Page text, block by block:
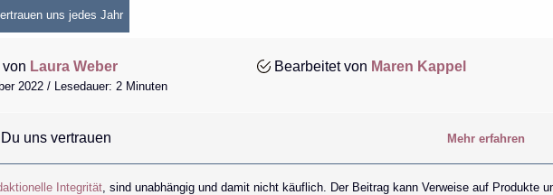
uns jedes Jahr
von Laura Weber
2022 / Lesedauer: 2 Minuten
Bearbeitet von Maren Kappel
uns vertrauen Mehr erfahren
Integrität, sind unabhängig und damit nicht käuflich. Der Beitrag kann Verweise auf Produkte